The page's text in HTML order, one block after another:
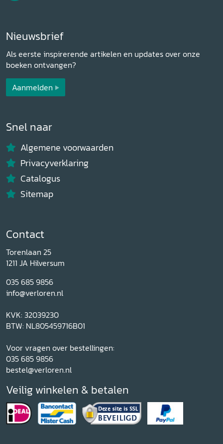
Nieuwsbrief
Als eerste inspirerende artikelen en updates over onze
boeken ontvangen?
Aanmelden
Snel naar
Algemene voorwaarden
Privacyverklaring
Catalogus
Sitemap
Contact
Torenlaan 25
1211 JA Hilversum
035 685 9856
info@verloren.nl
KVK: 32039230
BTW: NL805459716B01
Voor vragen over bestellingen:
035 685 9856
bestel@verloren.nl
Veilig winkelen & betalen